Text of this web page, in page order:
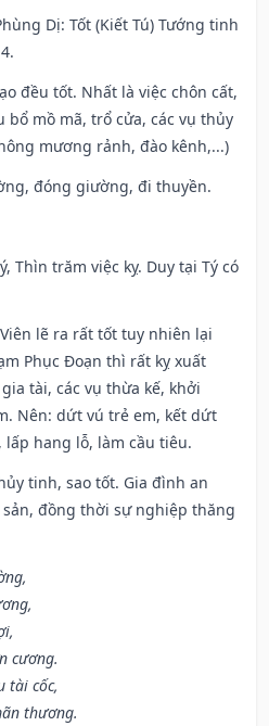
Dị: Tốt (Kiết Tú) Tướng tinh
đều tốt. Nhất là việc chôn cất,
mồ mã, trổ cửa, các vụ thủy
mương rảnh, đào kênh,...)
đóng giường, đi thuyền.
Thìn trăm việc kỵ. Duy tại Tý có
lẽ ra rất tốt tuy nhiên lại
Phục Đoạn thì rất kỵ xuất
tài, các vụ thừa kế, khởi
Nên: dứt vú trẻ em, kết dứt
hang lỗ, làm cầu tiêu.
tinh, sao tốt. Gia đình an
đồng thời sự nghiệp thăng
cương.
tài cốc,
thương.